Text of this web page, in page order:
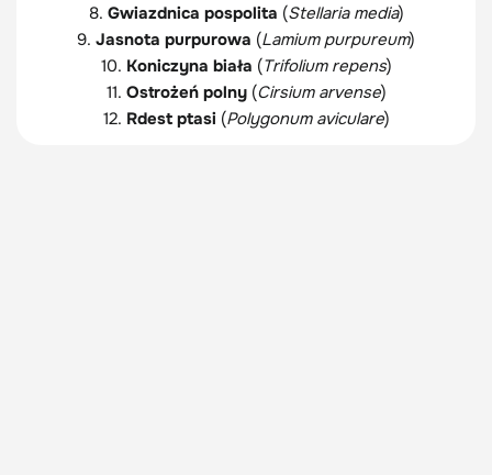
8. Gwiazdnica pospolita (Stellaria media)
9. Jasnota purpurowa (Lamium purpureum)
10. Koniczyna biała (Trifolium repens)
11. Ostrożeń polny(Cirsium arvense)
12. Rdest ptasi (Polygonum aviculare)